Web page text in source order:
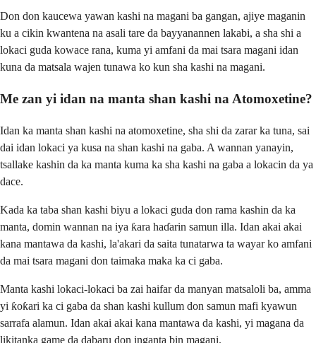
Don don kaucewa yawan kashi na magani ba gangan, ajiye maganin
ku a cikin kwantena na asali tare da bayyanannen lakabi, a sha shi a
lokaci guda kowace rana, kuma yi amfani da mai tsara magani idan
kuna da matsala wajen tunawa ko kun sha kashi na magani.
Me zan yi idan na manta shan kashi na Atomoxetine?
Idan ka manta shan kashi na atomoxetine, sha shi da zarar ka tuna, sai
dai idan lokaci ya kusa na shan kashi na gaba. A wannan yanayin,
tsallake kashin da ka manta kuma ka sha kashi na gaba a lokacin da ya
dace.
Kada ka taba shan kashi biyu a lokaci guda don rama kashin da ka
manta, domin wannan na iya ƙara haɗarin samun illa. Idan akai akai
kana mantawa da kashi, la'akari da saita tunatarwa ta wayar ko amfani
da mai tsara magani don taimaka maka ka ci gaba.
Manta kashi lokaci-lokaci ba zai haifar da manyan matsaloli ba, amma
yi ƙoƙari ka ci gaba da shan kashi kullum don samun mafi kyawun
sarrafa alamun. Idan akai akai kana mantawa da kashi, yi magana da
likitanka game da dabaru don inganta bin magani.